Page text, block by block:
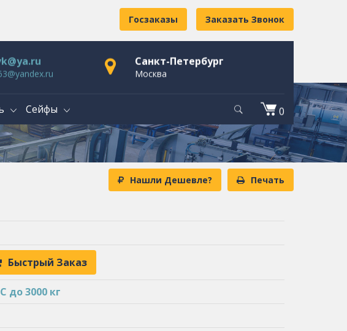
Заказать Звонок
Госзаказы
Санкт-Петербург
Москва
Сейфы 0
Печать
Нашли Дешевле?
Быстрый Заказ
до 3000 кг